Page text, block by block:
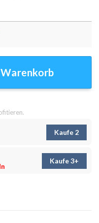
Kaufe 2
Kaufe 3+